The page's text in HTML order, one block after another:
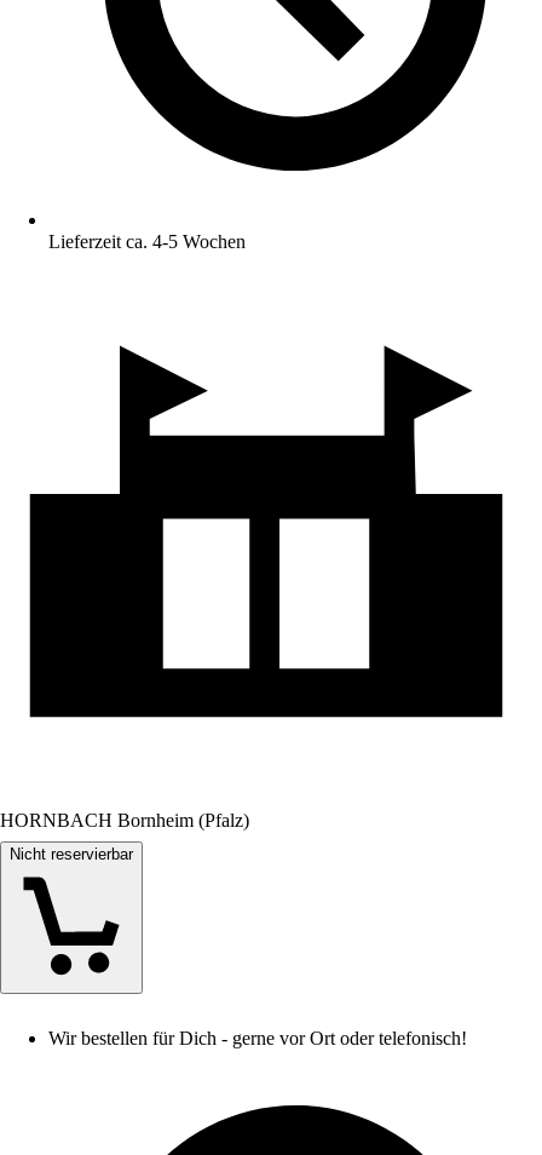
Lieferzeit ca. 4-5 Wochen
HORNBACH Bornheim (Pfalz)
Nicht reservierbar
Wir bestellen für Dich - gerne vor Ort oder telefonisch!